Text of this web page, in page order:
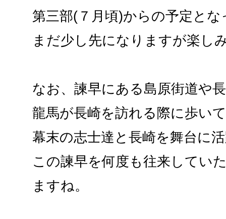
第三部(７月頃)からの予定と
まだ少し先になりますが楽し
なお、諫早にある島原街道や
龍馬が長崎を訪れる際に歩い
幕末の志士達と長崎を舞台に
この諫早を何度も往来してい
ますね。